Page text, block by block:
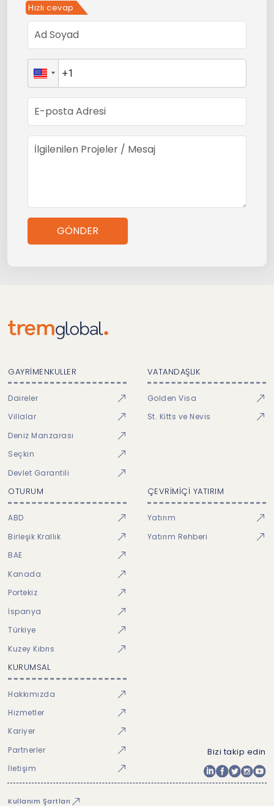
Hızlı cevap
GÖNDER
GAYRİMENKULLER
Daireler
Villalar
Deniz Manzarası
Seçkin
Devlet Garantili
VATANDAŞLIK
Golden Visa
St. Kitts ve Nevis
OTURUM
ABD
Birleşik Krallık
BAE
Kanada
Portekiz
İspanya
Türkiye
Kuzey Kıbrıs
ÇEVRİMİÇİ YATIRIM
Yatırım
Yatırım Rehberi
KURUMSAL
Hakkımızda
Hizmetler
Kariyer
Partnerler
İletişim
Bizi takip edin
Kullanım Şartları